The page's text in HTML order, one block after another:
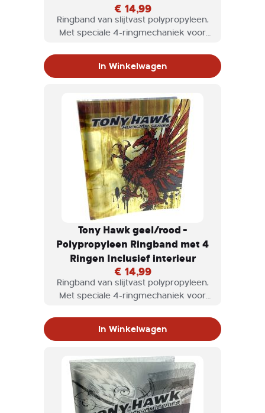
€ 14,99
Ringband van slijtvast polypropyleen,
Met speciale 4-ringmechaniek voor
In Winkelwagen
Tony Hawk geel/rood -
Polypropyleen Ringband met 4
Ringen Inclusief interieur
€ 14,99
Ringband van slijtvast polypropyleen,
Met speciale 4-ringmechaniek voor
In Winkelwagen